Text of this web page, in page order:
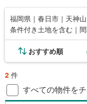
福岡県｜春日市｜天神
条件付き土地を含む｜
おすすめ順
2 件
すべての物件を